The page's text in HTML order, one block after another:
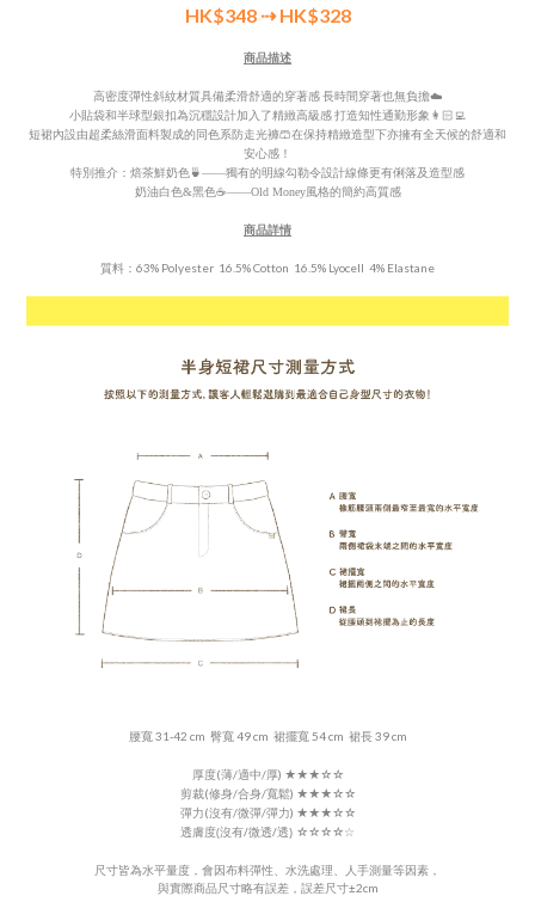
HK$348 ⇢ HK$328
商品描述
高密度彈性斜紋材質具備柔滑舒適的穿著感 長時間穿著也無負擔☁️
小貼袋和半球型銀扣為沉穩設計加入了精緻高級感 打造知性通勤形象👩🏻‍💻
短裙內設由超柔絲滑面料製成的同色系防走光褲🩳在保持精緻造型下亦擁有全天候的舒適和
安心感！
特別推介：焙茶鮮奶色🍵——獨有的明線勾勒令設計線條更有俐落及造型感
奶油白色&黑色☕️——Old Money風格的簡約高質感
商品詳情
質料：63% Polyester 16.5% Cotton 16.5% Lyocell 4% Elastane
腰寬 31-42 cm 臀寬 49 cm 裙擺寬 54 cm 裙長 39 cm
厚度(薄/適中/厚) ★★★☆☆
剪裁(修身/合身/寬鬆) ★★★☆☆
彈力(沒有/微彈/彈力) ★★★☆☆
透膚度(沒有/微透/透) ☆☆☆☆☆
尺寸皆為水平量度，會因布料彈性、水洗處理、人手測量等因素，
與實際商品尺寸略有誤差，誤差尺寸±2cm